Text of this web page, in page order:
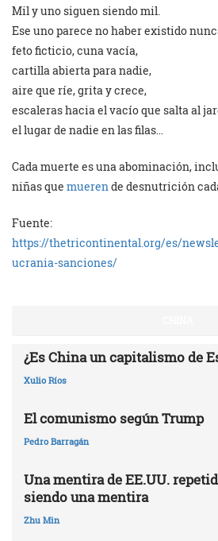
Mil y uno siguen siendo mil.
Ese uno parece no haber existido
feto ficticio, cuna vacía,
cartilla abierta para nadie,
aire que ríe, grita y crece,
escaleras hacia el vacío que salta al
el lugar de nadie en las filas…
Cada muerte es una abominación,
niñas que mueren de desnutrición
Fuente:
https://thetricontinental.org/es/
ucrania-sanciones/
¿Es China un capitalismo de
Xulio Ríos
El comunismo según Trump
Pedro Barragán
Una mentira de EE.UU.
siendo una mentira
Zhu Min